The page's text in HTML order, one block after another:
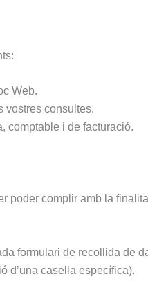
Web.
vostres consultes.
comptable i de facturació.
poder complir amb la
formulari de recollida de
d’una casella específica).